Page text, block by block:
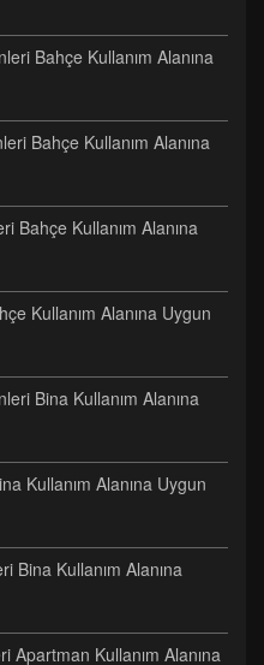
Bahçe Kullanım Alanına
Bahçe Kullanım Alanına
Bahçe Kullanım Alanına
Kullanım Alanına Uygun
Bina Kullanım Alanına
Kullanım Alanına Uygun
Bina Kullanım Alanına
Apartman Kullanım Alanına